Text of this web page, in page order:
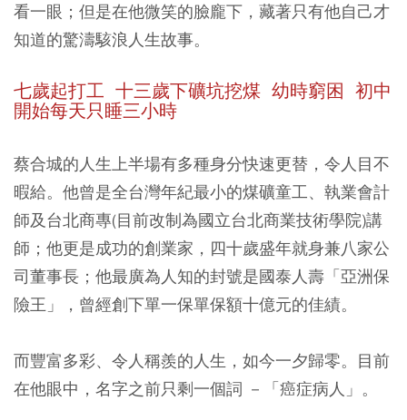
看一眼；但是在他微笑的臉龐下，藏著只有他自己才
知道的驚濤駭浪人生故事。
七歲起打工 十三歲下礦坑挖煤 幼時窮困 初中
開始每天只睡三小時
蔡合城的人生上半場有多種身分快速更替，令人目不
暇給。他曾是全台灣年紀最小的煤礦童工、執業會計
師及台北商專(目前改制為國立台北商業技術學院)講
師；他更是成功的創業家，四十歲盛年就身兼八家公
司董事長；他最廣為人知的封號是國泰人壽「亞洲保
險王」，曾經創下單一保單保額十億元的佳績。
而豐富多彩、令人稱羨的人生，如今一夕歸零。目前
在他眼中，名字之前只剩一個詞 －「癌症病人」。